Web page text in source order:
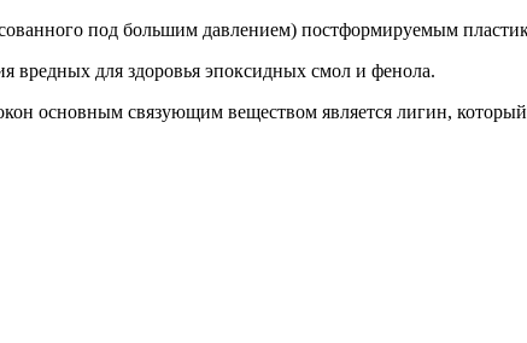
под большим давлением) постформируемым
вредных для здоровья эпоксидных смол и фенола.
основным связующим веществом является лигин,